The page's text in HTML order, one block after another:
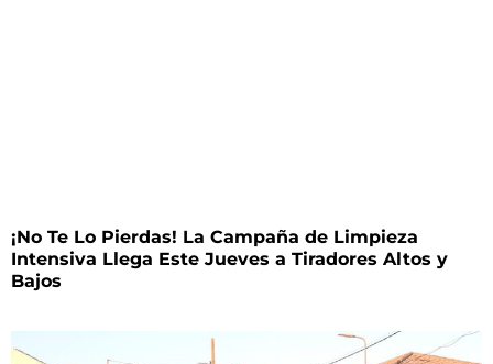
¡No Te Lo Pierdas! La Campaña de Limpieza
Intensiva Llega Este Jueves a Tiradores Altos y
Bajos